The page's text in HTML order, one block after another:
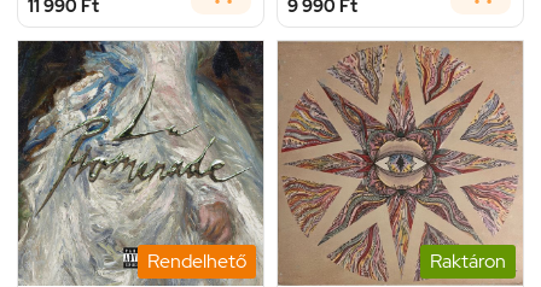
11 990 Ft 9 990 Ft
Rendelhető Raktáron